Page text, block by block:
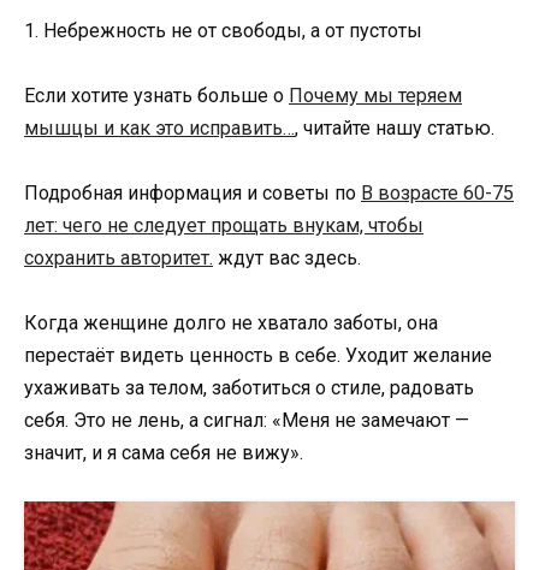
1. Небрежность не от свободы, а от пустоты
Если хотите узнать больше о Почему мы теряем
мышцы и как это исправить…, читайте нашу статью.
Подробная информация и советы по В возрасте 60-75
лет: чего не следует прощать внукам, чтобы
сохранить авторитет. ждут вас здесь.
Когда женщине долго не хватало заботы, она
перестаёт видеть ценность в себе. Уходит желание
ухаживать за телом, заботиться о стиле, радовать
себя. Это не лень, а сигнал: «Меня не замечают —
значит, и я сама себя не вижу».